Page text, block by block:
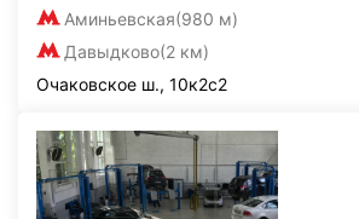
Аминьевская(980 м)
Давыдково(2 км)
Очаковское ш., 10к2с2